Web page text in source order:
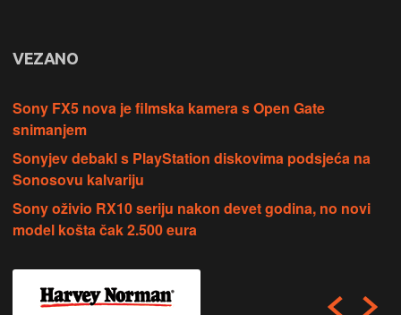
VEZANO
Sony FX5 nova je filmska kamera s Open Gate
snimanjem
Sonyjev debakl s PlayStation diskovima podsjeća na
Sonosovu kalvariju
Sony oživio RX10 seriju nakon devet godina, no novi
model košta čak 2.500 eura